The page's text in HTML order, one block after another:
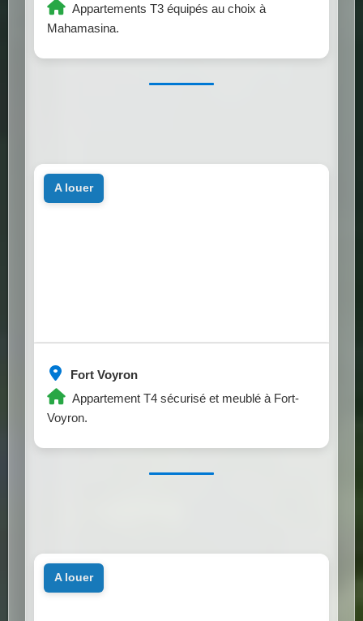
Appartements T3 équipés au choix à
Mahamasina.
Fort Voyron
Appartement T4 sécurisé et meublé à Fort-
Voyron.
a louer
a louer